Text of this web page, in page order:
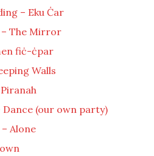
– Eku Ċar
– The Mirror
fiċ-ċpar
Walls
Dance (our own party)
Alone